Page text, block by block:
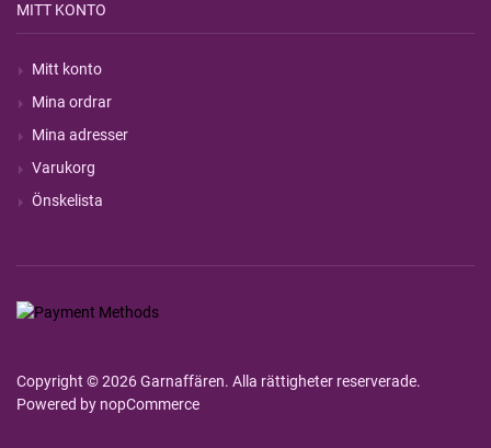
MITT KONTO
Mitt konto
Mina ordrar
Mina adresser
Varukorg
Önskelista
Copyright © 2026 Garnaffären. Alla rättigheter reserverade.
Powered by nopCommerce